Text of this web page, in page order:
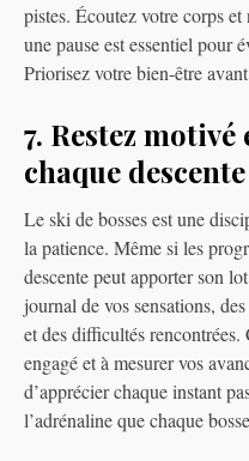
pistes. Écoutez votre corps
une pause est essentiel pour
Priorisez votre bien-être
7. Restez
chaque descente
Le ski de bosses est une
la patience. Même si les
descente peut apporter son
journal de vos sensations,
et des difficultés rencontrées.
engagé et à mesurer vos
d’apprécier chaque instant
l’adrénaline que chaque